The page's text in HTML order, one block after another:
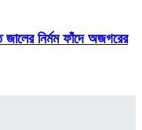
জালের নির্মম ফাঁদে অজগরের